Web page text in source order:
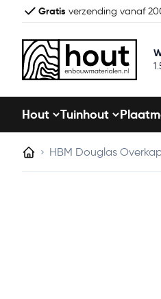
Gratis verzending vanaf
Hout Tuinhout
HBM Douglas